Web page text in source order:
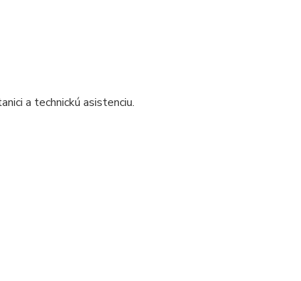
a technickú asistenciu.